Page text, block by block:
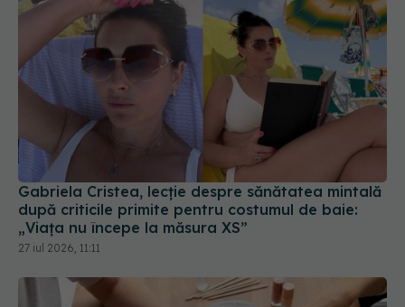
Gabriela Cristea, lecție despre sănătatea mintală
după criticile primite pentru costumul de baie:
„Viața nu începe la măsura XS”
27 iul 2026, 11:11